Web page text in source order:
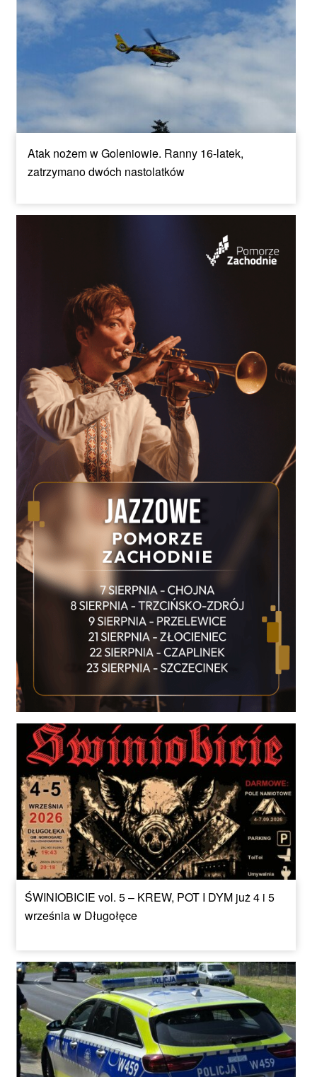
Atak nożem w Goleniowie. Ranny 16-latek,
zatrzymano dwóch nastolatków
ŚWINIOBICIE vol. 5 – KREW, POT I DYM już 4 i 5
września w Długołęce